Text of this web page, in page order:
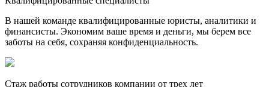
В нашей команде квалифицированные юристы, аналитики и
финансисты. Экономим ваше время и деньги, мы берем все
заботы на себя, сохраняя конфиденциальность.
Стаж работы сотрудников компании от трех лет